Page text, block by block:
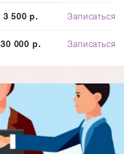
3 500 р. Записаться
30 000 р. Записаться